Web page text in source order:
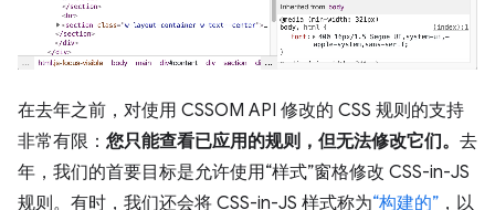
在去年之前，对使用 CSSOM API 修改的 CSS 规则的支持
非常有限： 您只能查看已应用的规则，但无法修改它们。 去
年，我们的首要目标是允许使用“样式”窗格修改 CSS-in-JS
规则。有时，我们还会将 CSS-in-JS 样式称为“构建的” ，以